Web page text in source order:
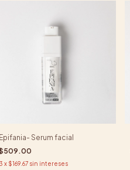
Epifania- Serum facial
3 x $169.67 sin intereses